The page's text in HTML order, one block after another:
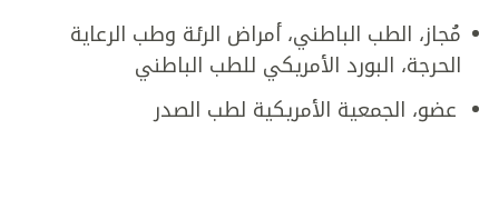
مُجاز، الطب الباطني، أمراض الرئة وطب الرعاية
الحرجة، البورد الأمريكي للطب الباطني
عضو، الجمعية الأمريكية لطب الصدر